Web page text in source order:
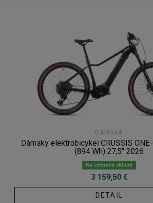
DÁMSKÁ
Dámsky elektrobicykel CRUSSIS ONE-
(894 Wh) 27,5" 2026
Na externím skladě
3 159,50 €
DETAIL